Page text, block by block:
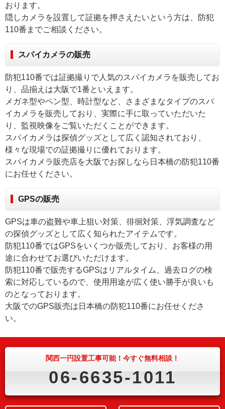
おります。
隠しカメラを設置して証拠を押さえたいという方は、防犯
110番までご相談ください。
スパイカメラの販売
防犯110番では証拠撮りで人気のスパイカメラを販売してお
り、品揃えは大阪で1番といえます。
メガネ型やペン型、時計型など、さまざまなタイプのスパ
イカメラを販売しており、実際に手に取っていただいた
り、監視映像をご覧いただくことができます。
スパイカメラは探偵グッズとして広く認知されており、
様々な現場での証拠撮りに優れております。
スパイカメラ販売店を大阪でお探しなら日本橋の防犯110番
にお任せください。
GPSの販売
GPSは車の盗難や車上狙い対策、徘徊対策、浮気調査など
の探偵グッズとして広く知られたアイテムです。
防犯110番ではGPSをいくつか販売しており、お客様の用
途に合わせてお選びいただけます。
防犯110番で販売するGPSはリアルタイム、過去ログの検
索に対応しているので、使用用途が広く使い勝手が良いも
のとなっております。
大阪でのGPS販売は日本橋の防犯110番にお任せくださ
い。
関西一円設置工事可能！今すぐ無料相談！
06-6635-1011